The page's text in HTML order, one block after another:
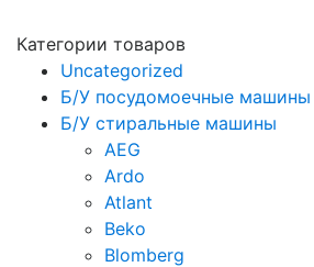
Категории товаров
Uncategorized
Б/У посудомоечные машины
Б/У стиральные машины
AEG
Ardo
Atlant
Beko
Blomberg